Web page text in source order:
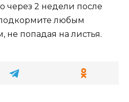
через 2 недели после
любым
не попадая на листья.